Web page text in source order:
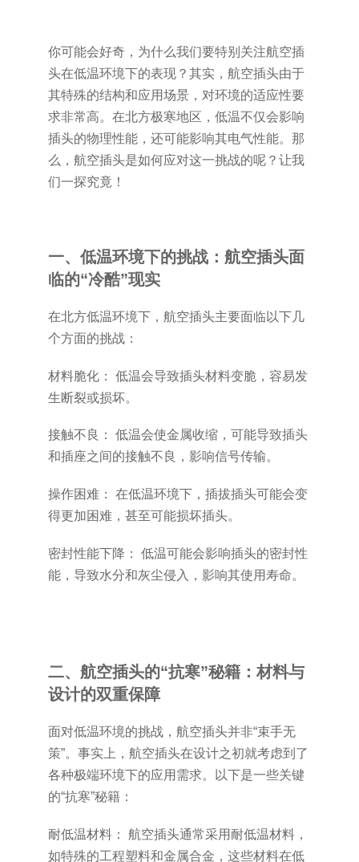
你可能会好奇，为什么我们要特别关注航空插
头在低温环境下的表现？其实，航空插头由于
其特殊的结构和应用场景，对环境的适应性要
求非常高。在北方极寒地区，低温不仅会影响
插头的物理性能，还可能影响其电气性能。那
么，航空插头是如何应对这一挑战的呢？让我
们一探究竟！
一、低温环境下的挑战：航空插头面
临的“冷酷”现实
在北方低温环境下，航空插头主要面临以下几
个方面的挑战：
材料脆化： 低温会导致插头材料变脆，容易发
生断裂或损坏。
接触不良： 低温会使金属收缩，可能导致插头
和插座之间的接触不良，影响信号传输。
操作困难： 在低温环境下，插拔插头可能会变
得更加困难，甚至可能损坏插头。
密封性能下降： 低温可能会影响插头的密封性
能，导致水分和灰尘侵入，影响其使用寿命。
二、航空插头的“抗寒”秘籍：材料与
设计的双重保障
面对低温环境的挑战，航空插头并非“束手无
策”。事实上，航空插头在设计之初就考虑到了
各种极端环境下的应用需求。以下是一些关键
的“抗寒”秘籍：
耐低温材料： 航空插头通常采用耐低温材料，
如特殊的工程塑料和金属合金，这些材料在低